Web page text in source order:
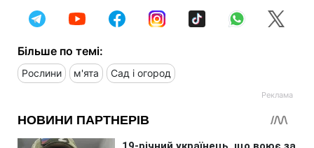
Більше по темі:
Рослини м'ята Сад і огород